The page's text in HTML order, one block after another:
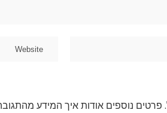
פרטים נוספים אודות איך המידע